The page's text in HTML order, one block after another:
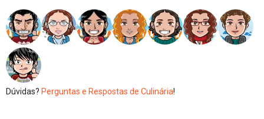
Dúvidas? Perguntas e Respostas de Culinária!